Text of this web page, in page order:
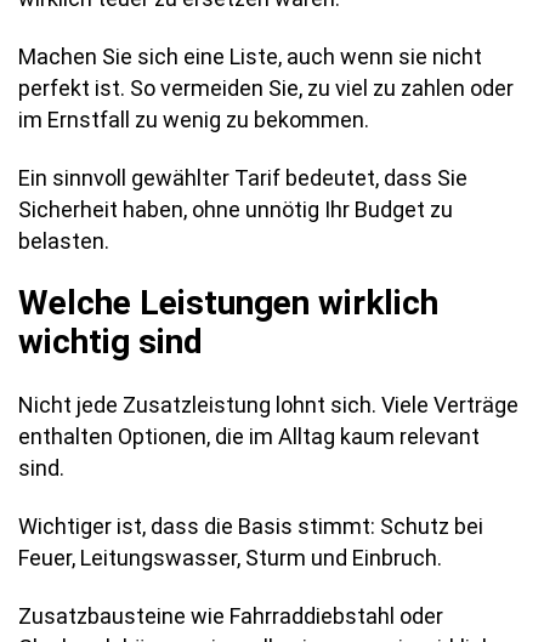
Machen Sie sich eine Liste, auch wenn sie nicht
perfekt ist. So vermeiden Sie, zu viel zu zahlen oder
im Ernstfall zu wenig zu bekommen.
Ein sinnvoll gewählter Tarif bedeutet, dass Sie
Sicherheit haben, ohne unnötig Ihr Budget zu
belasten.
Welche Leistungen wirklich
wichtig sind
Nicht jede Zusatzleistung lohnt sich. Viele Verträge
enthalten Optionen, die im Alltag kaum relevant
sind.
Wichtiger ist, dass die Basis stimmt: Schutz bei
Feuer, Leitungswasser, Sturm und Einbruch.
Zusatzbausteine wie Fahrraddiebstahl oder